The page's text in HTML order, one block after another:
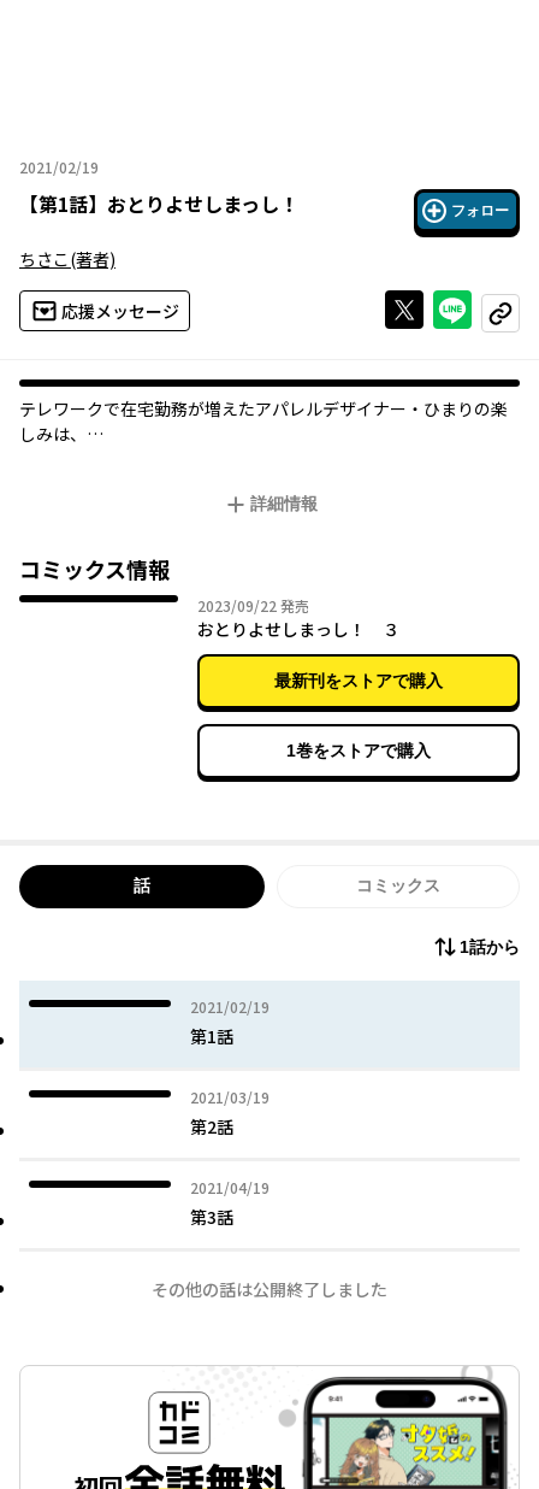
2021/02/19
2021年02月19日
【第1話】 おとりよせしまっし！ フォロー
ちさこ(著者)
応援メッセージ Xで投稿する
ライン
コピー
テレワークで在宅勤務が増えたアパレルデザイナー・ひまりの楽
しみは、
詳細情報
コミックス情報
2023/09/22 2023年09月22日
発売
おとりよせしまっし！ ３
最新刊をストアで購入
1巻をストアで購入
話 コミックス
1話から
2021/02/19
2021年02月19日
第1話
2021/03/19
2021年03月19日
第2話
2021/04/19
2021年04月19日
第3話
その他の話は公開終了しました